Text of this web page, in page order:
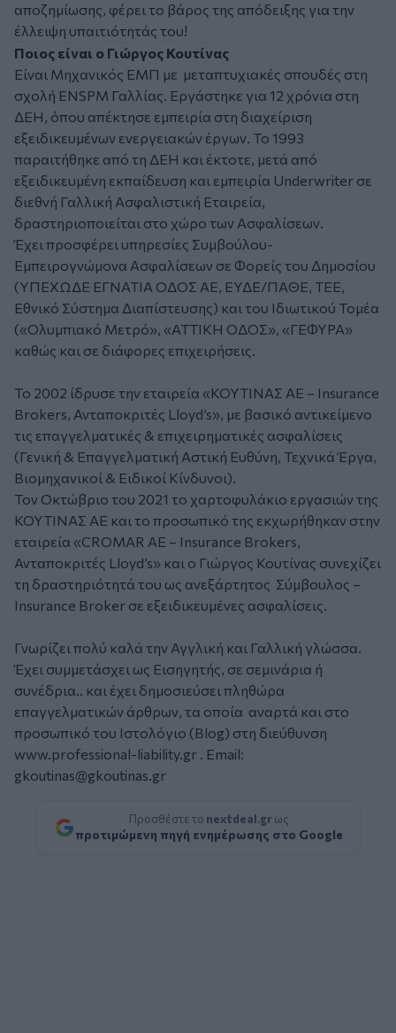
αποζημίωσης, φέρει το βάρος της απόδειξης για την
έλλειψη υπαιτιότητάς του!
Ποιος είναι ο Γιώργος Κουτίνας
Είναι Μηχανικός ΕΜΠ με μεταπτυχιακές σπουδές στη
σχολή ENSPM Γαλλίας. Εργάστηκε για 12 χρόνια στη
ΔΕΗ, όπου απέκτησε εμπειρία στη διαχείριση
εξειδικευμένων ενεργειακών έργων. Το 1993
παραιτήθηκε από τη ΔΕΗ και έκτοτε, μετά από
εξειδικευμένη εκπαίδευση και εμπειρία Underwriter σε
διεθνή Γαλλική Ασφαλιστική Εταιρεία,
δραστηριοποιείται στο χώρο των Ασφαλίσεων.
Έχει προσφέρει υπηρεσίες Συμβούλου-
Εμπειρογνώμονα Ασφαλίσεων σε Φορείς του Δημοσίου
(ΥΠΕΧΩΔΕ ΕΓΝΑΤΙΑ ΟΔΟΣ ΑΕ, ΕΥΔΕ/ΠΑΘΕ, ΤΕΕ,
Εθνικό Σύστημα Διαπίστευσης) και του Ιδιωτικού Τομέα
(«Ολυμπιακό Μετρό», «ΑΤΤΙΚΗ ΟΔΟΣ», «ΓΕΦΥΡΑ»
καθώς και σε διάφορες επιχειρήσεις.
Το 2002 ίδρυσε την εταιρεία «ΚΟΥΤΙΝΑΣ ΑΕ – Insurance
Brokers, Ανταποκριτές Lloyd’s», με βασικό αντικείμενο
τις επαγγελματικές & επιχειρηματικές ασφαλίσεις
(Γενική & Επαγγελματική Αστική Ευθύνη, Τεχνικά Έργα,
Βιομηχανικοί & Ειδικοί Κίνδυνοι).
Τον Οκτώβριο του 2021 το χαρτοφυλάκιο εργασιών της
ΚΟΥΤΙΝΑΣ ΑΕ και το προσωπικό της εκχωρήθηκαν στην
εταιρεία «CROMAR ΑΕ – Insurance Brokers,
Ανταποκριτές Lloyd’s» και ο Γιώργος Κουτίνας συνεχίζει
τη δραστηριότητά του ως ανεξάρτητος Σύμβουλος –
Insurance Broker σε εξειδικευμένες ασφαλίσεις.
Γνωρίζει πολύ καλά την Αγγλική και Γαλλική γλώσσα.
Έχει συμμετάσχει ως Εισηγητής, σε σεμινάρια ή
συνέδρια.. και έχει δημοσιεύσει πληθώρα
επαγγελματικών άρθρων, τα οποία αναρτά και στο
προσωπικό του Ιστολόγιο (Blog) στη διεύθυνση
www.professional-liability.gr . Email:
gkoutinas@gkoutinas.gr
Προσθέστε το nextdeal.gr ως
προτιμώμενη πηγή ενημέρωσης στο Google